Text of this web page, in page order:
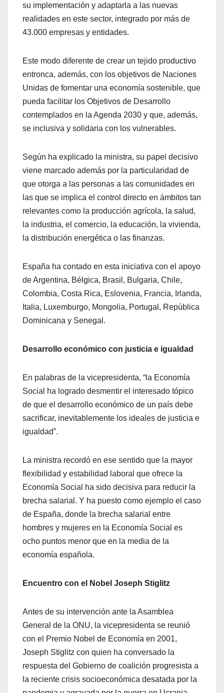
su implementación y adaptarla a las nuevas
realidades en este sector, integrado por más de
43.000 empresas y entidades.
Este modo diferente de crear un tejido productivo
entronca, además, con los objetivos de Naciones
Unidas de fomentar una economía sostenible, que
pueda facilitar los Objetivos de Desarrollo
contemplados en la Agenda 2030 y que, además,
se inclusiva y solidaria con los vulnerables.
Según ha explicado la ministra, su papel decisivo
viene marcado además por la particularidad de
que otorga a las personas a las comunidades en
las que se implica el control directo en ámbitos tan
relevantes como la producción agrícola, la salud,
la industria, el comercio, la educación, la vivienda,
la distribución energética o las finanzas.
España ha contado en esta iniciativa con el apoyo
de Argentina, Bélgica, Brasil, Bulgaria, Chile,
Colombia, Costa Rica, Eslovenia, Francia, Irlanda,
Italia, Luxemburgo, Mongolia, Portugal, República
Dominicana y Senegal.
Desarrollo económico con justicia e igualdad
En palabras de la vicepresidenta, “la Economía
Social ha logrado desmentir el interesado tópico
de que el desarrollo económico de un país debe
sacrificar, inevitablemente los ideales de justicia e
igualdad”.
La ministra recordó en ese sentido que la mayor
flexibilidad y estabilidad laboral que ofrece la
Economía Social ha sido decisiva para reducir la
brecha salarial. Y ha puesto como ejemplo el caso
de España, donde la brecha salarial entre
hombres y mujeres en la Economía Social es
ocho puntos menor que en la media de la
economía española.
Encuentro con el Nobel Joseph Stiglitz
Antes de su intervención ante la Asamblea
General de la ONU, la vicepresidenta se reunió
con el Premio Nobel de Economía en 2001,
Joseph Stiglitz con quien ha conversado la
respuesta del Gobierno de coalición progresista a
la reciente crisis socioeconómica desatada por la